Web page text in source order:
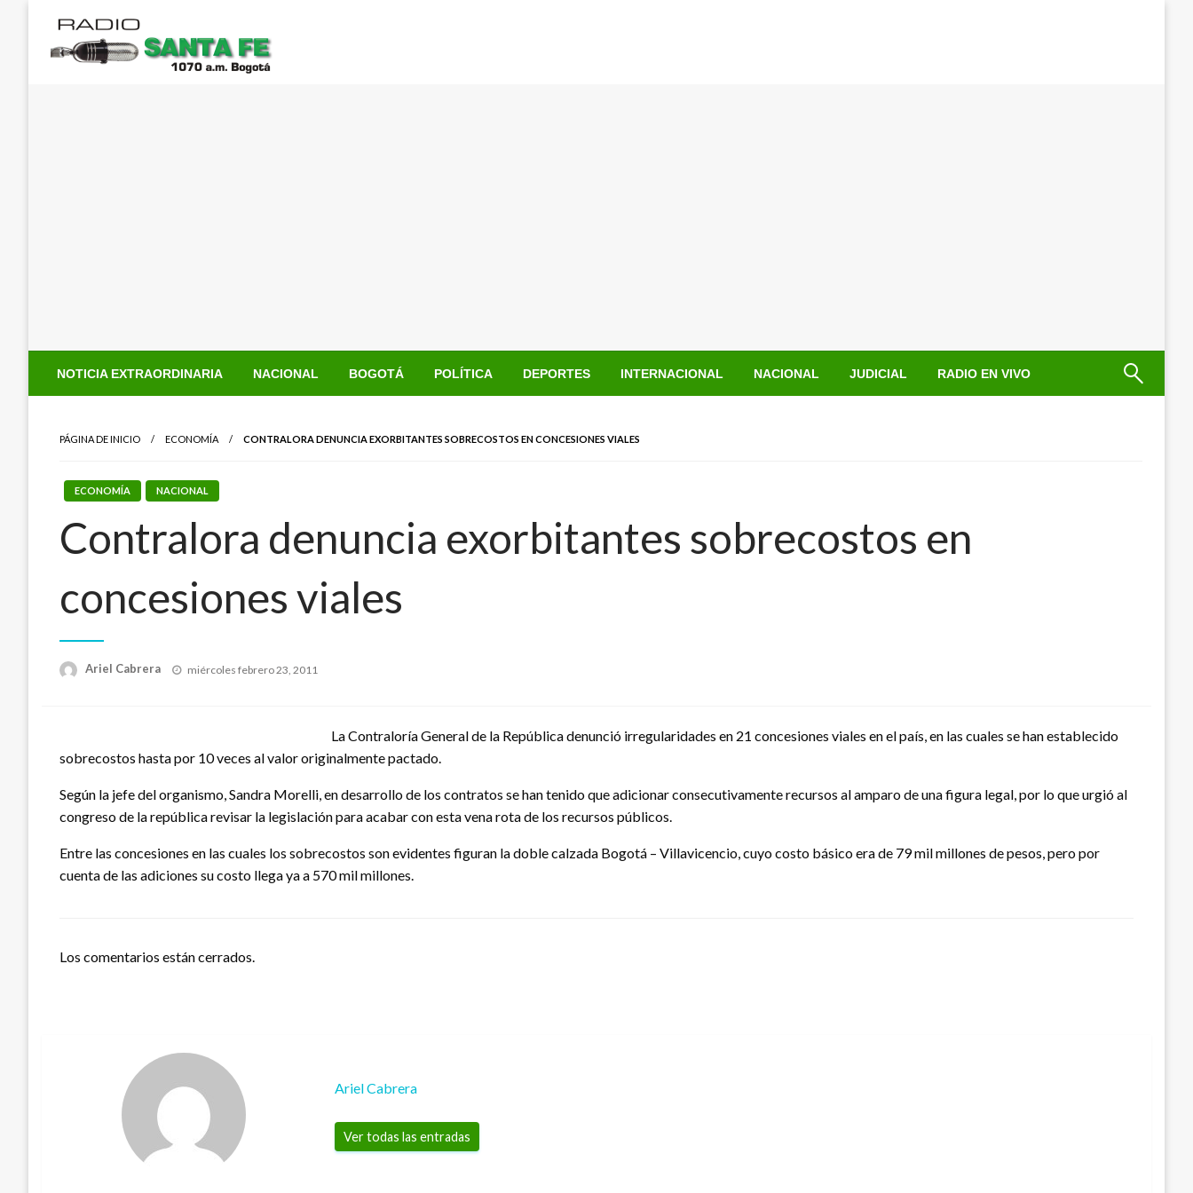
contenido
NOTICIA EXTRAORDINARIA NACIONAL BOGOTÁ POLÍTICA DEPORTES INTERNACIONAL NACIONAL JUDICIAL RADIO EN VIVO
PÁGINA DE INICIO ECONOMÍA CONTRALORA DENUNCIA EXORBITANTES SOBRECOSTOS EN CONCESIONES VIALES
ECONOMÍA NACIONAL
Contralora denuncia exorbitantes sobrecostos en
concesiones viales
Ariel Cabrera
Publicado
miércoles febrero 23, 2011
La Contraloría General de la República denunció irregularidades en 21 concesiones viales en el país, en las cuales se han establecido
sobrecostos hasta por 10 veces al valor originalmente pactado.
Según la jefe del organismo, Sandra Morelli, en desarrollo de los contratos se han tenido que adicionar consecutivamente recursos al amparo de una figura legal, por lo que urgió al
congreso de la república revisar la legislación para acabar con esta vena rota de los recursos públicos.
Entre las concesiones en las cuales los sobrecostos son evidentes figuran la doble calzada Bogotá – Villavicencio, cuyo costo básico era de 79 mil millones de pesos, pero por
cuenta de las adiciones su costo llega ya a 570 mil millones.
Los comentarios están cerrados.
Ariel Cabrera
Ver todas las entradas